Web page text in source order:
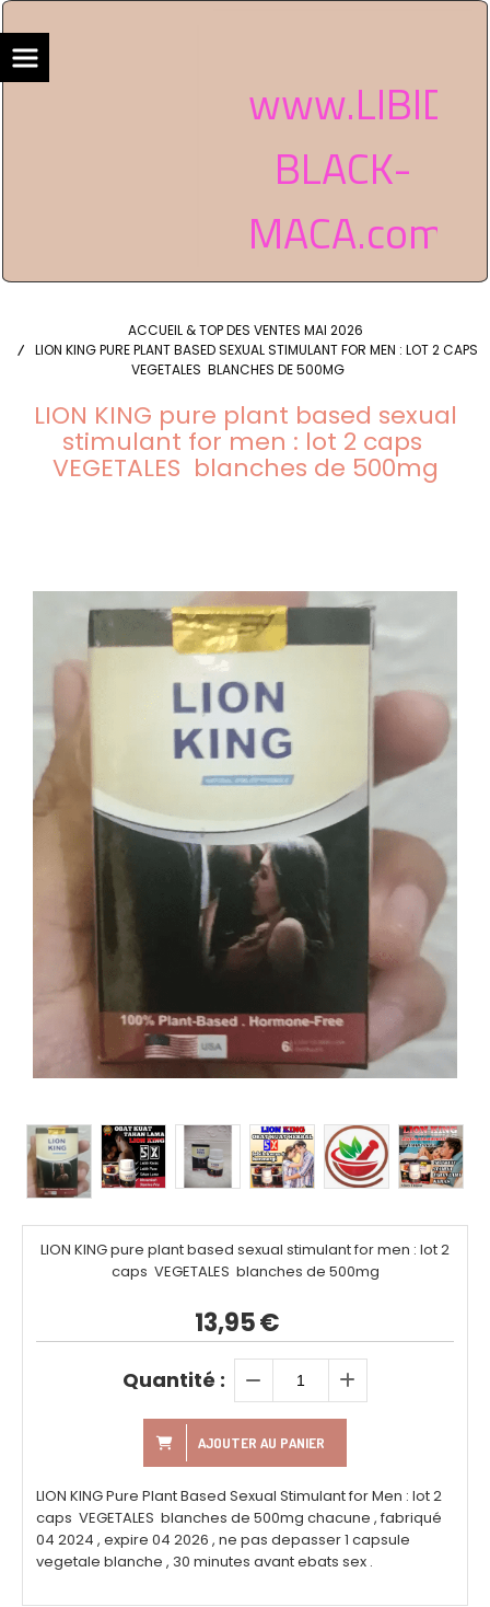
BLACK-
MACA.com
ACCUEIL & TOP DES VENTES MAI 2026
LION KING PURE PLANT BASED SEXUAL STIMULANT FOR MEN : LOT 2 CAPS
VEGETALES BLANCHES DE 500MG
LION KING pure plant based sexual
stimulant for men : lot 2 caps
VEGETALES blanches de 500mg
LION KING pure plant based sexual stimulant for men : lot 2
caps VEGETALES blanches de 500mg
13,95€
Quantité :
AJOUTER AU PANIER
LION KING Pure Plant Based Sexual Stimulant for Men : lot 2
caps VEGETALES blanches de 500mg chacune , fabriqué
04 2024 , expire 04 2026 , ne pas depasser 1 capsule
vegetale blanche , 30 minutes avant ebats sex .